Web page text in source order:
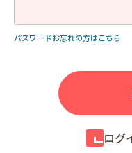
パスワードお忘れの方はこちら
ログ